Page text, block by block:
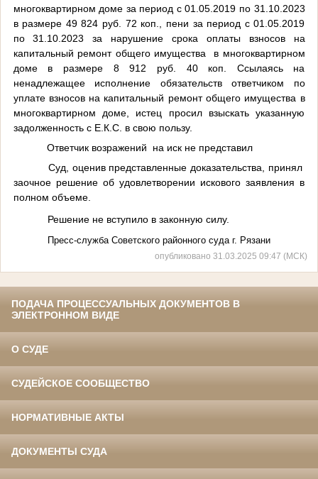
многоквартирном доме за период с 01.05.2019 по 31.10.2023
в размере 49 824 руб. 72 коп., пени за период с 01.05.2019
по 31.10.2023 за нарушение срока оплаты взносов на
капитальный ремонт общего имущества в многоквартирном
доме в размере 8 912 руб. 40 коп. Ссылаясь на
ненадлежащее исполнение обязательств ответчиком по
уплате взносов на капитальный ремонт общего имущества в
многоквартирном доме, истец просил взыскать указанную
задолженность с Е.К.С. в свою пользу.
Ответчик возражений на иск не представил
Суд, оценив представленные доказательства, принял
заочное решение об удовлетворении искового заявления в
полном объеме.
Решение не вступило в законную силу.
Пресс-служба Советского районного суда г. Рязани
опубликовано 31.03.2025 09:47 (МСК)
ПОДАЧА ПРОЦЕССУАЛЬНЫХ ДОКУМЕНТОВ В
ЭЛЕКТРОННОМ ВИДЕ
О СУДЕ
СУДЕЙСКОЕ СООБЩЕСТВО
НОРМАТИВНЫЕ АКТЫ
ДОКУМЕНТЫ СУДА